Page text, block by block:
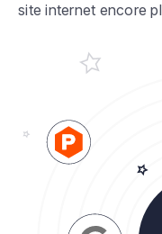
site internet encore